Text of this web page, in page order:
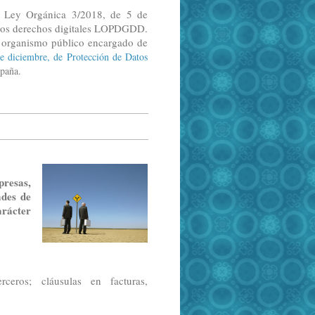
Orgánica 3/2018, de 5 de
derechos digitales LOPDGDD.
público encargado de
diciembre, de Protección de Datos
de
cláusulas en facturas,